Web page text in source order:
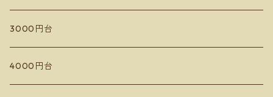
蘭越いとう農園
Les Vins Debrouillards
Sail the ship vineyard
3000円台
4000円台